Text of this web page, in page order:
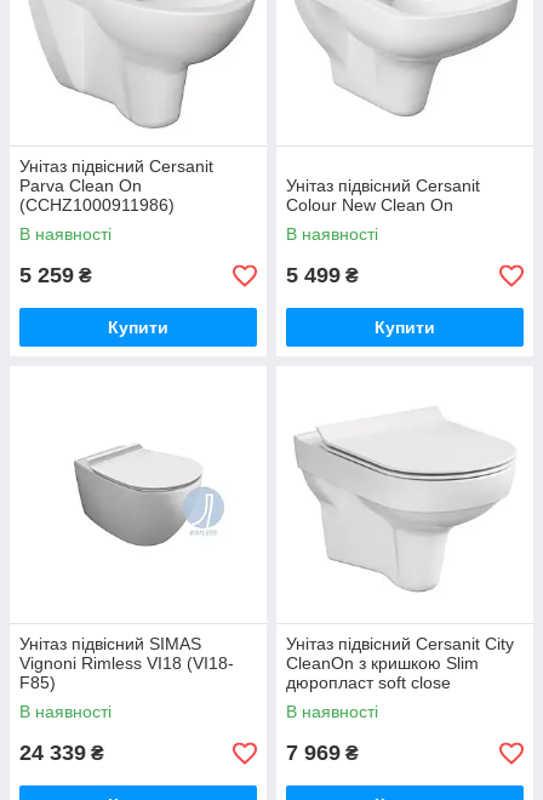
Унітаз підвісний Cersanit
Parva Clean On
(CCHZ1000911986)
В наявності
5 259 ₴
Купити
Унітаз підвісний Cersanit
Colour New Clean On
В наявності
5 499 ₴
Купити
Унітаз підвісний SIMAS
Vignoni Rimless VI18 (VI18-
F85)
В наявності
24 339 ₴
Унітаз підвісний Cersanit City
CleanOn з кришкою Slim
дюропласт soft close
(SZCZ1001731608)
В наявності
7 969 ₴